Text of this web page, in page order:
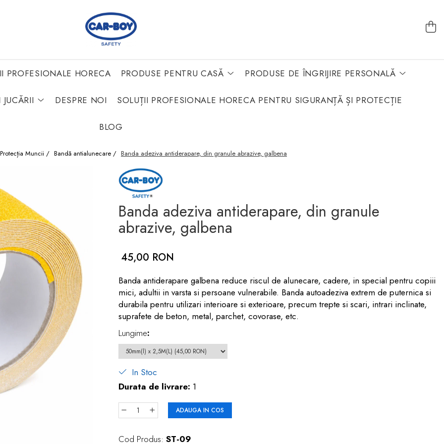
PROFESIONALE HORECA PRODUSE PENTRU CASĂ PRODUSE DE ÎNGRIJIRE PERSONALĂ
JUCĂRII DESPRE NOI SOLUȚII PROFESIONALE HORECA PENTRU SIGURANȚĂ ȘI PROTECȚIE
BLOG
Muncii / Bandă antialunecare / Banda adeziva antiderapare, din granule abrazive, galbena
Banda adeziva antiderapare, din granule
abrazive, galbena
45,00 RON
Banda antiderapare galbena reduce riscul de alunecare, cadere, in special pentru copiii
mici, adultii in varsta si persoane vulnerabile. Banda autoadeziva extrem de puternica si
durabila pentru utilizari interioare si exterioare, precum trepte si scari, intrari inclinate,
suprafete de beton, metal, parchet, covorase, etc.
Lungime:
In Stoc
Durata de livrare: 1
ADAUGA IN COS
Cod Produs: ST-09